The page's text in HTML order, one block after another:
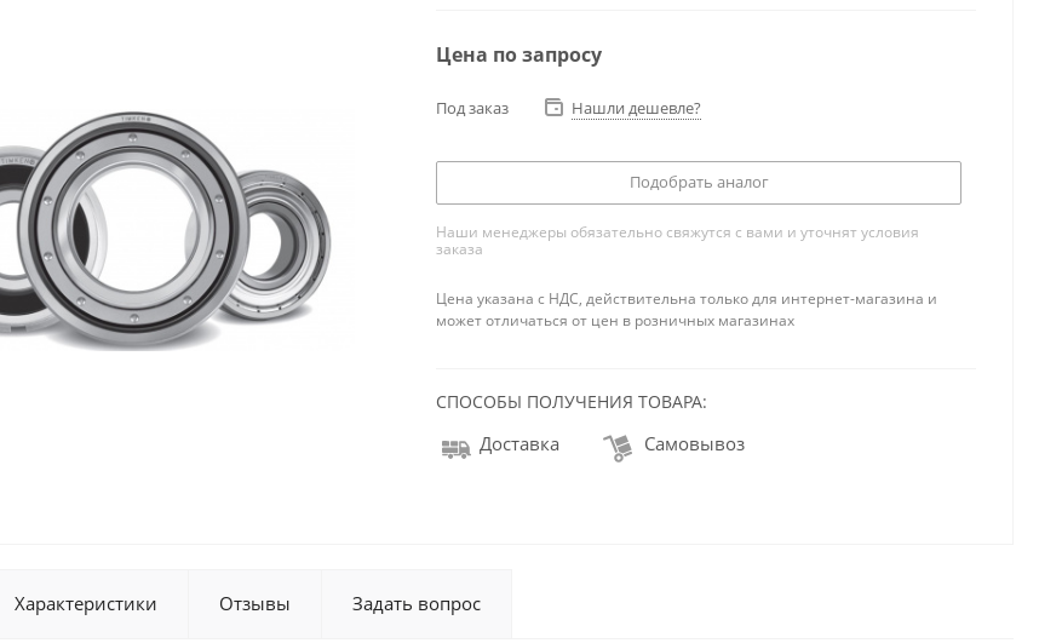
Цена по запросу
Под заказ Нашли дешевле?
Подобрать аналог
Наши менеджеры обязательно свяжутся с вами и уточнят условия
заказа
Цена указана с НДС, действительна только для интернет-магазина и
может отличаться от цен в розничных магазинах
СПОСОБЫ ПОЛУЧЕНИЯ ТОВАРА:
Доставка Самовывоз
Характеристики Отзывы Задать вопрос